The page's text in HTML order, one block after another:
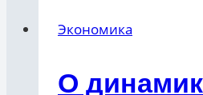
Экономика
О